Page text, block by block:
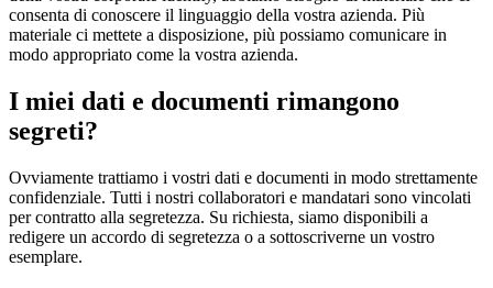
consenta di conoscere il linguaggio della vostra azienda. Più
materiale ci mettete a disposizione, più possiamo comunicare in
modo appropriato come la vostra azienda.
I miei dati e documenti rimangono
segreti?
Ovviamente trattiamo i vostri dati e documenti in modo strettamente
confidenziale. Tutti i nostri collaboratori e mandatari sono vincolati
per contratto alla segretezza. Su richiesta, siamo disponibili a
redigere un accordo di segretezza o a sottoscriverne un vostro
esemplare.